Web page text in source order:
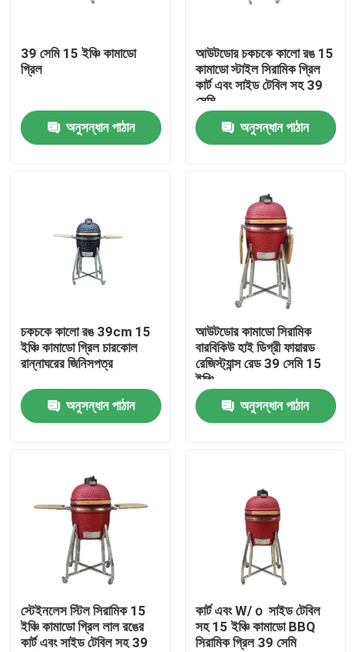
কারখানা ভ্রমণ
মান নিয়ন্ত্রণ
সিরামিক কামাডো গ্রিল
সিরামিক চারকোল গ্রিল
39 সেমি 15 ইঞ্চি কামাডো
গ্রিল
অনুসন্ধান পাঠান
আউটডোর চকচকে কালো রঙ 15
কামাডো স্টাইল সিরামিক গ্রিল
কার্ট এবং সাইড টেবিল সহ 39
সেমি
অনুসন্ধান পাঠান
চকচকে কালো রঙ 39cm 15
ইঞ্চি কামাডো গ্রিল চারকোল
রান্নাঘরের জিনিসপত্র
অনুসন্ধান পাঠান
আউটডোর কামাডো সিরামিক
বারবিকিউ হাই ডিগ্রী ফায়ারড
রেজিস্ট্যান্স রেড 39 সেমি 15
ইঞ্চি
অনুসন্ধান পাঠান
স্টেইনলেস স্টিল সিরামিক 15
ইঞ্চি কামাডো গ্রিল লাল রঙের
কার্ট এবং সাইড টেবিল সহ 39
কার্ট এবং W/ｏ সাইড টেবিল
সহ 15 ইঞ্চি কামাডো BBQ
সিরামিক গ্রিল 39 সেমি